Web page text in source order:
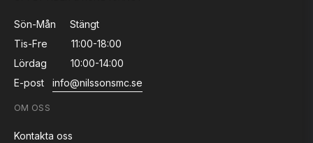
Sön-Mån
Stängt
Tis-Fre
11:00-18:00
Lördag
10:00-14:00
E-post
info@nilssonsmc.se
OM OSS
Kontakta oss